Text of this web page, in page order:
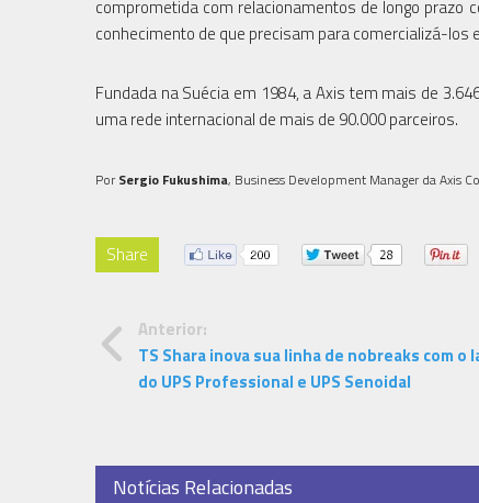
comprometida com relacionamentos de longo prazo
conhecimento de que precisam para comercializá-
Fundada na Suécia em 1984, a Axis tem mais de
uma rede internacional de mais de 90.000 parceiros.
Por Sergio Fukushima, Business Development Manager da Axis
Share
Anterior:
TS Shara inova sua linha de nobreaks com o
do UPS Professional e UPS Senoidal
Notícias Relacionadas